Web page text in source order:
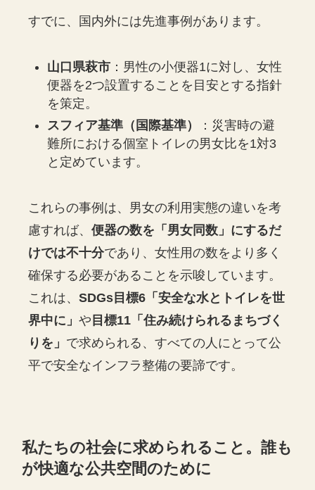
すでに、国内外には先進事例があります。
山口県萩市 ：男性の小便器1に対し、女性
便器を2つ設置することを目安とする指針
を策定。
スフィア基準（国際基準）
：災害時の避
難所における個室トイレの男女比を1対3
と定めています。
これらの事例は、男女の利用実態の違いを考
慮すれば、便器の数を「男女同数」にするだ
けでは不十分であり、女性用の数をより多く
確保する必要があることを示唆しています。
これは、SDGs目標6「安全な水とトイレを世
界中に」や 目標11「住み続けられるまちづく
りを」 で求められる、すべての人にとって公
平で安全なインフラ整備の要諦です。
私たちの社会に求められること。誰も
が快適な公共空間のために